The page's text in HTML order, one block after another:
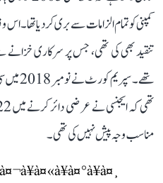
کمپنی کو تمام الزامات سے بری کر دیا
تھے۔
مناسب وجہ پیش نہیں کی تھی۔